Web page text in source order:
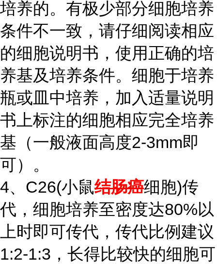
培养的。有极少部分细胞培养
条件不一致，请仔细阅读相应
的细胞说明书，使用正确的培
养基及培养条件。细胞于培养
瓶或皿中培养，加入适量说明
书上标注的细胞相应完全培养
基（一般液面高度2-3mm即
可）。
4、C26(小鼠结肠癌细胞)传
代，细胞培养至密度达80%以
上时即可传代，传代比例建议
1:2-1:3，长得比较快的细胞可